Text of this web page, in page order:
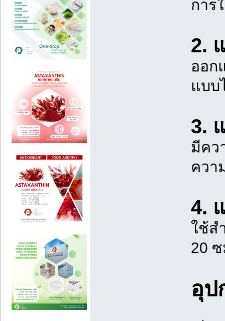
การ
2.
ออก
แบบ
3.
มีคว
ควา
4.
ใช้ส
20
อุป